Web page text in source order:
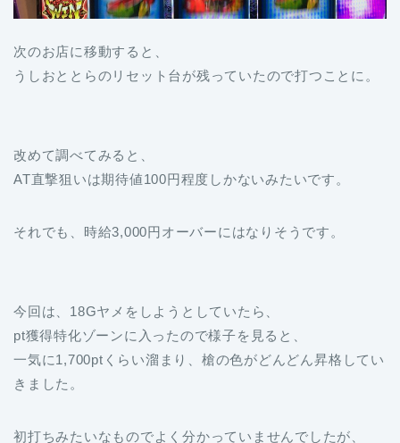
次のお店に移動すると、
うしおととらのリセット台が残っていたので打つことに。
改めて調べてみると、
AT直撃狙いは期待値100円程度しかないみたいです。
それでも、時給3,000円オーバーにはなりそうです。
今回は、18Gヤメをしようとしていたら、
pt獲得特化ゾーンに入ったので様子を見ると、
一気に1,700ptくらい溜まり、槍の色がどんどん昇格してい
きました。
初打ちみたいなものでよく分かっていませんでしたが、